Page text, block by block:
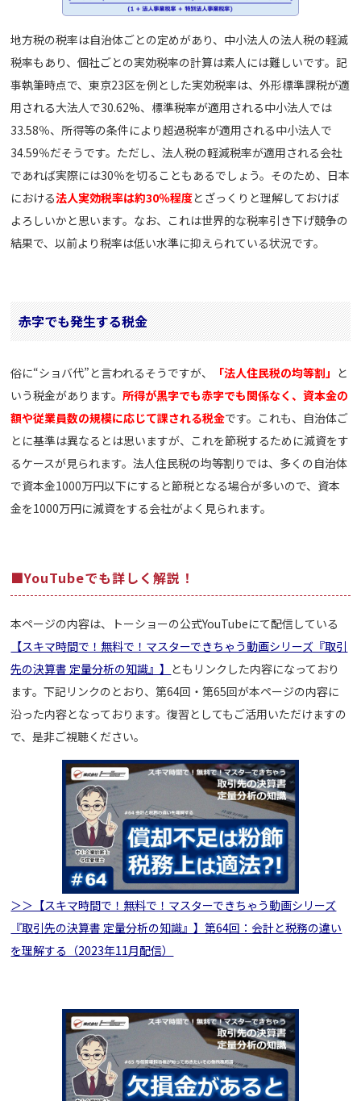
地方税の税率は自治体ごとの定めがあり、中小法人の法人税の軽減
税率もあり、個社ごとの実効税率の計算は素人には難しいです。記
事執筆時点で、東京23区を例とした実効税率は、外形標準課税が適
用される大法人で30.62%、標準税率が適用される中小法人では
33.58％、所得等の条件により超過税率が適用される中小法人で
34.59％だそうです。ただし、法人税の軽減税率が適用される会社
であれば実際には30％を切ることもあるでしょう。そのため、日本
における法人実効税率は約30％程度とざっくりと理解しておけば
よろしいかと思います。なお、これは世界的な税率引き下げ競争の
結果で、以前より税率は低い水準に抑えられている状況です。
赤字でも発生する税金
俗に“ショバ代”と言われるそうですが、 「法人住民税の均等割」 と
いう税金があります。所得が黒字でも赤字でも関係なく、資本金の
額や従業員数の規模に応じて課される税金です。これも、自治体ご
とに基準は異なるとは思いますが、これを節税するために減資をす
るケースが見られます。法人住民税の均等割りでは、多くの自治体
で資本金1000万円以下にすると節税となる場合が多いので、資本
金を1000万円に減資をする会社がよく見られます。
■YouTubeでも詳しく解説！
本ページの内容は、トーショーの公式YouTubeにて配信している
【スキマ時間で！無料で！マスターできちゃう動画シリーズ『取引
先の決算書 定量分析の知識』】 ともリンクした内容になっており
ます。下記リンクのとおり、第64回・第65回が本ページの内容に
沿った内容となっております。復習としてもご活用いただけますの
で、是非ご視聴ください。
＞＞【スキマ時間で！無料で！マスターできちゃう動画シリーズ
『取引先の決算書 定量分析の知識』】第64回：会計と税務の違い
を理解する（2023年11月配信）